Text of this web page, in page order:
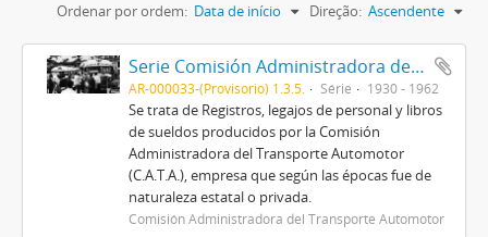
Ordenar por ordem: Data de início Direção: Ascendente
Serie Comisión Administradora del Transporte Automotor (C.A.T.A.)
AR-000033-(Provisorio) 1.3.5. Série 1930 - 1962
Se trata de Registros, legajos de personal y libros
de sueldos producidos por la Comisión
Administradora del Transporte Automotor
(C.A.T.A.), empresa que según las épocas fue de
naturaleza estatal o privada.
Comisión Administradora del Transporte Automotor